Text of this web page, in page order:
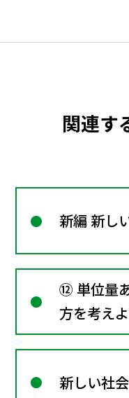
関連す
新編 新し
⑫ 単位量
方を考え
新しい社